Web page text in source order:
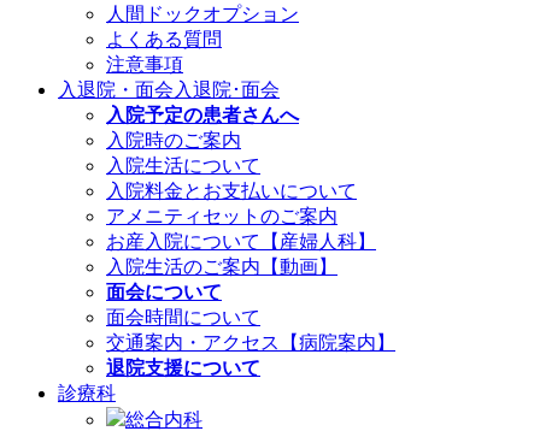
人間ドックオプション
よくある質問
注意事項
入退院・面会 入退院･面会
入院予定の患者さんへ
入院時のご案内
入院生活について
入院料金とお支払いについて
アメニティセットのご案内
お産入院について【産婦人科】
入院生活のご案内【動画】
面会について
面会時間について
交通案内・アクセス【病院案内】
退院支援について
診療科
総合内科